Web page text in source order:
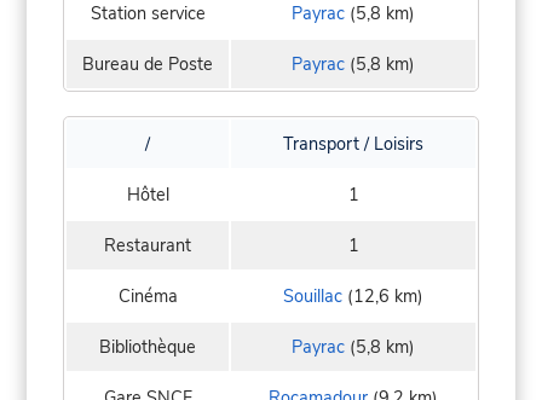
Station service Payrac (5,8 km)
Bureau de Poste Payrac (5,8 km)
/ Transport / Loisirs
Hôtel 1
Restaurant 1
Cinéma Souillac (12,6 km)
Bibliothèque Payrac (5,8 km)